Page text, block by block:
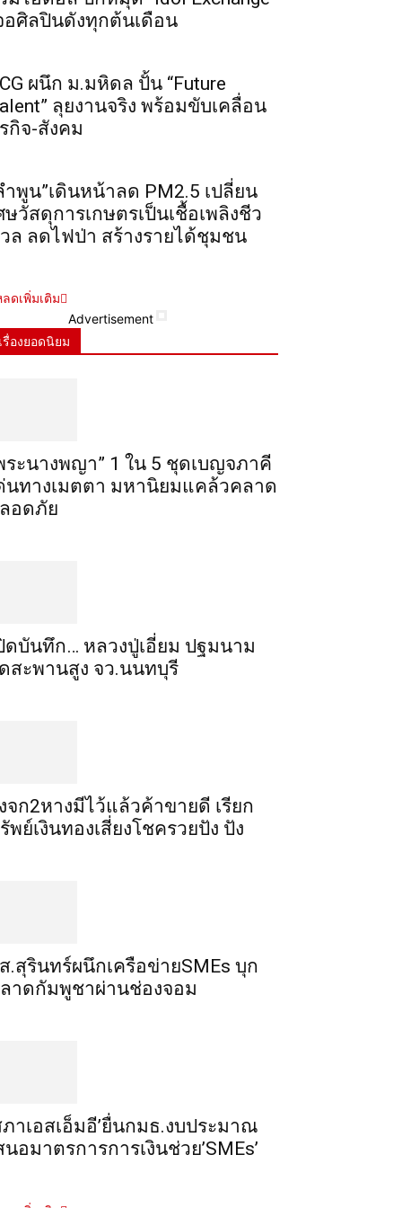
อศิลปินดังทุกต้นเดือน
ผนึก ม.มหิดล ปั้น “Future
ลุยงานจริง พร้อมขับเคลื่อน
กิจ-สังคม
ำพูน”เดินหน้าลด PM2.5 เปลี่ยน
ษวัสดุการเกษตรเป็นเชื้อเพลิงชีว
ล ลดไฟป่า สร้างรายได้ชุมชน
ดเพิ่มเติม
Advertisement
เรื่องยอดนิยม
ระ​นาง​พญา” 1 ใน 5​ ชุดเบญจ​ภาคี​
นทางเมตตา​ มหา​นิยม​แคล้วคลาด​
อดภัย​
ดบันทึก… หลวงปู่เอี่ยม ​ปฐม​นาม​
สะพานสูง​ จว.นนทบุรี
จก​2​หาง​มีไว้แล้ว​ค้าขาย​ดี​ เรียก​
พย์เงินทอง​เสี่ยงโชค​รวยปัง​ ปัง​
.สุรินทร์ผนึกเครือข่ายSMEs บุก
าดกัมพูชาผ่านช่องจอม
ภาเอสเอ็มอี’ยื่นกมธ.งบประมาณ
นอมาตรการการเงินช่วย’SMEs’